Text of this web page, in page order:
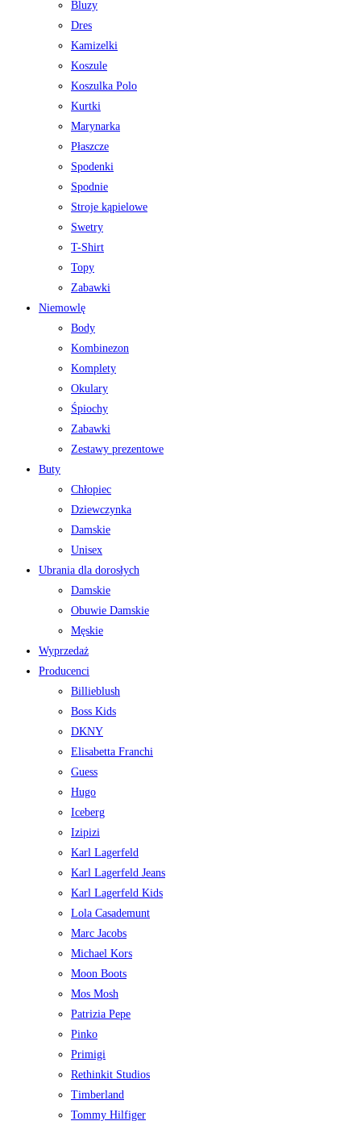
Bluzy
Dres
Kamizelki
Koszule
Koszulka Polo
Kurtki
Marynarka
Płaszcze
Spodenki
Spodnie
Stroje kąpielowe
Swetry
T-Shirt
Topy
Zabawki
Niemowlę
Body
Kombinezon
Komplety
Okulary
Śpiochy
Zabawki
Zestawy prezentowe
Buty
Chłopiec
Dziewczynka
Damskie
Unisex
Ubrania dla dorosłych
Damskie
Obuwie Damskie
Męskie
Wyprzedaż
Producenci
Billieblush
Boss Kids
DKNY
Elisabetta Franchi
Guess
Hugo
Iceberg
Izipizi
Karl Lagerfeld
Karl Lagerfeld Jeans
Karl Lagerfeld Kids
Lola Casademunt
Marc Jacobs
Michael Kors
Moon Boots
Mos Mosh
Patrizia Pepe
Pinko
Primigi
Rethinkit Studios
Timberland
Tommy Hilfiger